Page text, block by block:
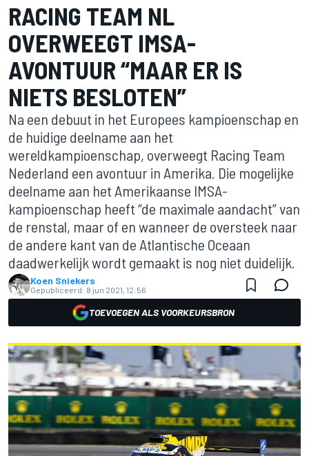
RACING TEAM NL
OVERWEEGT IMSA-
AVONTUUR “MAAR ER IS
NIETS BESLOTEN”
Na een debuut in het Europees kampioenschap en
de huidige deelname aan het
wereldkampioenschap, overweegt Racing Team
Nederland een avontuur in Amerika. Die mogelijke
deelname aan het Amerikaanse IMSA-
kampioenschap heeft “de maximale aandacht” van
de renstal, maar of en wanneer de oversteek naar
de andere kant van de Atlantische Oceaan
daadwerkelijk wordt gemaakt is nog niet duidelijk.
Koen Sniekers
Gepubliceerd: 8 jun 2021, 12:56
TOEVOEGEN ALS VOORKEURSBRON